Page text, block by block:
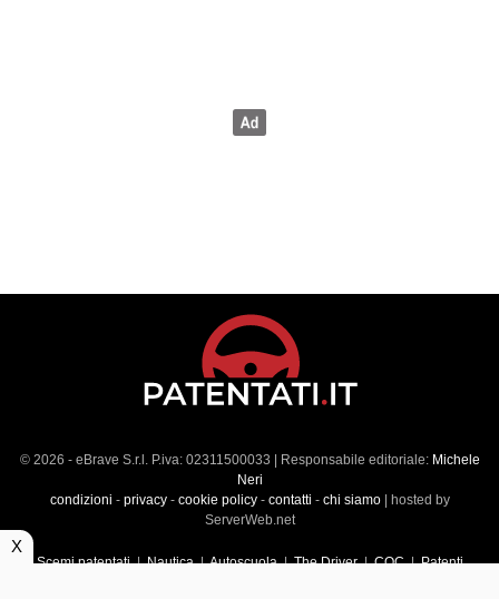
© 2026 - eBrave S.r.l. P.iva: 02311500033 | Responsabile editoriale: Michele
Neri
condizioni - privacy- cookie policy- contatti - chi siamo| hosted by
ServerWeb.net
Scemi patentati|Nautica|Autoscuola|The Driver|CQC|Patenti
X